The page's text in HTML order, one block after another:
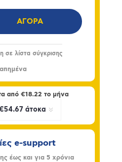
από€18.22 το μήνα
e-support
έως και για 5 χρόνια